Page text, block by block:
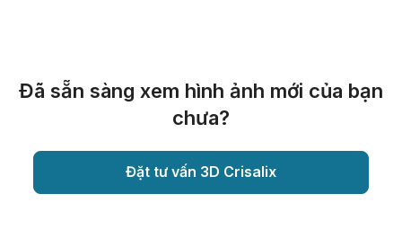
Đã sẵn sàng xem hình ảnh mới của bạn
chưa?
Đặt tư vấn 3D Crisalix